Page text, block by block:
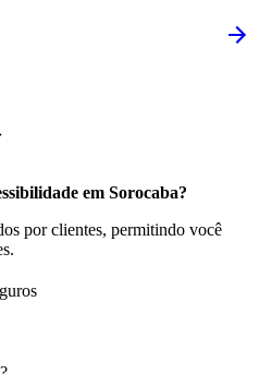
em Sorocaba?
por clientes, permitindo você